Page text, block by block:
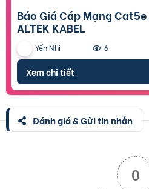
Báo Giá Cáp Mạng Cat5e & Cat6 Chống Nhiễu
ALTEK KABEL
Yến Nhi 6
Xem chi tiết
Đánh giá & Gửi tin nhắn
0